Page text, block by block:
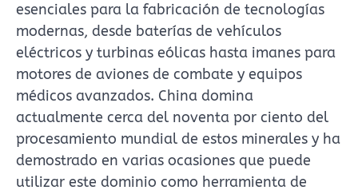
esenciales para la fabricación de tecnologías
modernas, desde baterías de vehículos
eléctricos y turbinas eólicas hasta imanes para
motores de aviones de combate y equipos
médicos avanzados. China domina
actualmente cerca del noventa por ciento del
procesamiento mundial de estos minerales y ha
demostrado en varias ocasiones que puede
utilizar este dominio como herramienta de